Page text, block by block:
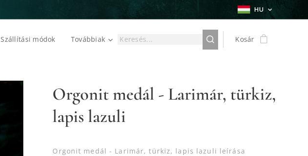
HU
Szállítási módok Továbbiak Kosár
Orgonit medál - Larimár, türkiz,
lapis lazuli
Orgonit medál - Larimár, türkiz, lapis lazuli leírása